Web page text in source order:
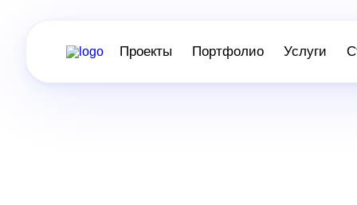
Проекты Портфолио Услуги